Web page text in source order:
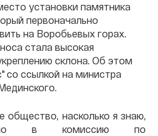
установки памятника
первоначально
на Воробьевых горах.
стала высокая
склона. Об этом
со ссылкой на министра
общество, насколько я знаю,
в комиссию по